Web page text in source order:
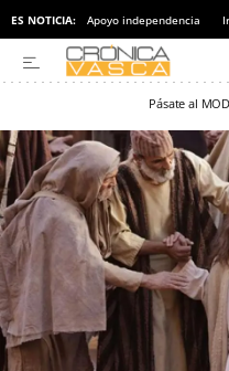
ES NOTICIA: Apoyo independencia
Pásate al